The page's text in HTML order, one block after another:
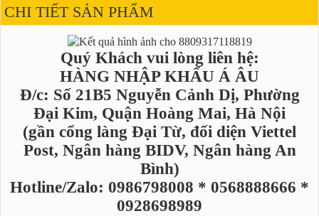
CHI TIẾT SẢN PHẨM
Quý Khách vui lòng liên hệ:
HÀNG NHẬP KHẨU Á ÂU
Đ/c: Số 21B5 Nguyễn Cảnh Dị, Phường
Đại Kim, Quận Hoàng Mai, Hà Nội
(gần cổng làng Đại Từ, đối diện Viettel
Post, Ngân hàng BIDV, Ngân hàng An
Bình)
Hotline/Zalo: 0986798008 * 0568888666 *
0928698989